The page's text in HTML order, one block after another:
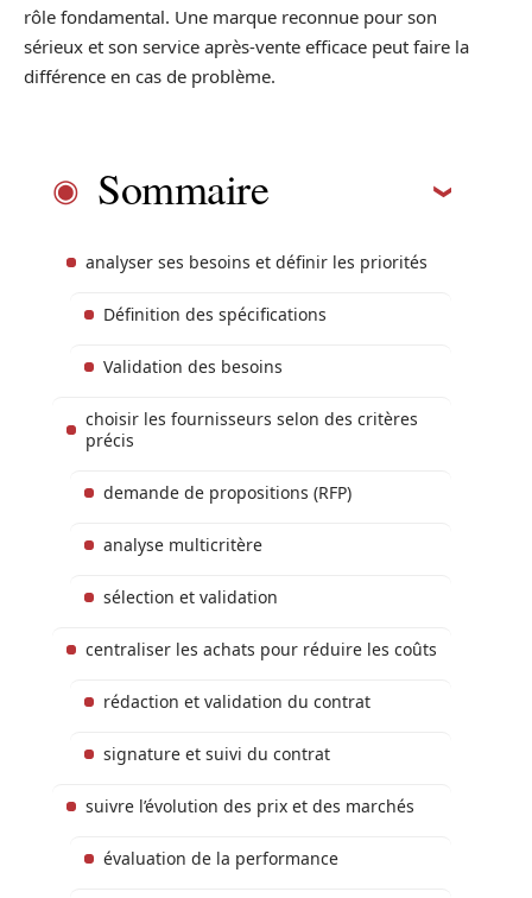
rôle fondamental. Une marque reconnue pour son
sérieux et son service après-vente efficace peut faire la
différence en cas de problème.
Sommaire
analyser ses besoins et définir les priorités
Définition des spécifications
Validation des besoins
choisir les fournisseurs selon des critères
précis
demande de propositions (RFP)
analyse multicritère
sélection et validation
centraliser les achats pour réduire les coûts
rédaction et validation du contrat
signature et suivi du contrat
suivre l’évolution des prix et des marchés
évaluation de la performance